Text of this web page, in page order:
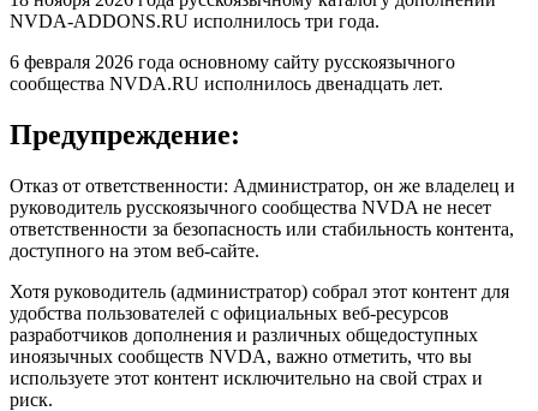
NVDA-ADDONS.RU исполнилось три года.
6 февраля 2026 года основному сайту русскоязычного
сообщества NVDA.RU исполнилось двенадцать лет.
Предупреждение:
Отказ от ответственности: Администратор, он же владелец и
руководитель русскоязычного сообщества NVDA не несет
ответственности за безопасность или стабильность контента,
доступного на этом веб-сайте.
Хотя руководитель (администратор) собрал этот контент для
удобства пользователей с официальных веб-ресурсов
разработчиков дополнения и различных общедоступных
иноязычных сообществ NVDA, важно отметить, что вы
используете этот контент исключительно на свой страх и
риск.